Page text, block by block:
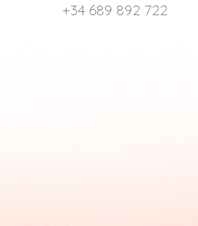
+34 689 892 722